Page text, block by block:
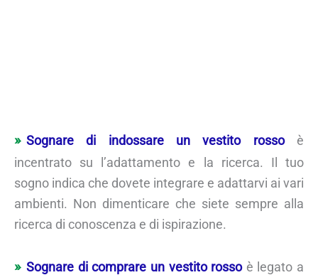
Sognare di indossare un vestito rossoè
incentrato su l’adattamento e la ricerca. Il tuo
sogno indica che dovete integrare e adattarvi ai vari
ambienti. Non dimenticare che siete sempre alla
ricerca di conoscenza e di ispirazione.
Sognare di comprare un vestito rossoè legato a